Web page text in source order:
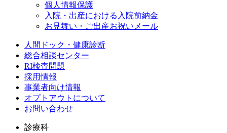
個人情報保護
入院・出産における入院前納金
お見舞い・ご出産お祝いメール
人間ドック・健康診断
総合相談センター
RI検査問題
採用情報
事業者向け情報
オプトアウトについて
お問い合わせ
診療科